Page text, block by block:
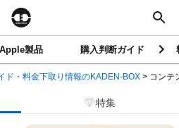
Apple製品 購入判断ガイド
ド・料金下取り情報のKADEN-BOX > コンテ
特集